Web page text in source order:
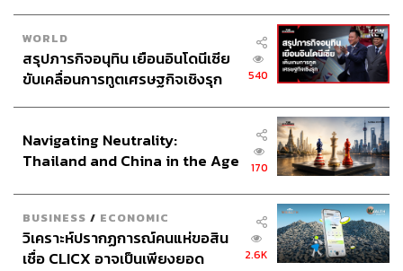
WORLD
สรุปภารกิจอนุทิน เยือนอินโดนีเซีย
ขับเคลื่อนการทูตเศรษฐกิจเชิงรุก
540
Navigating Neutrality:
Thailand and China in the Age
170
BUSINESS / ECONOMIC
วิเคราะห์ปรากฏการณ์คนแห่ขอสิน
เชื่อ CLICX อาจเป็นเพียงยอด
2.6K